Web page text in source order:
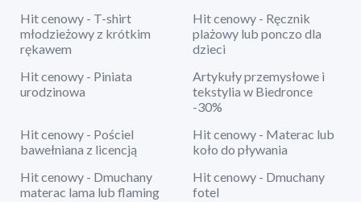
Hit cenowy - T-shirt
młodzieżowy z krótkim
rękawem
Hit cenowy - Ręcznik
plażowy lub ponczo dla
dzieci
Hit cenowy - Piniata
urodzinowa
Artykuły przemysłowe i
tekstylia w Biedronce
-30%
Hit cenowy - Pościel
bawełniana z licencją
Hit cenowy - Materac lub
koło do pływania
Hit cenowy - Dmuchany
materac lama lub flaming
Hit cenowy - Dmuchany
fotel